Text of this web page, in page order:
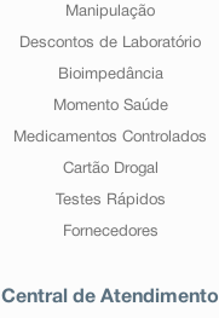
Manipulação
Descontos de Laboratório
Bioimpedância
Momento Saúde
Medicamentos Controlados
Cartão Drogal
Testes Rápidos
Fornecedores
Central de Atendimento